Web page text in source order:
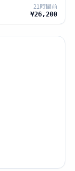
21時間前
¥26,200